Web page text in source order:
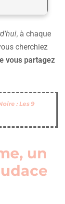
, à chaque
cherchiez
vous partagez
: Les 9
un